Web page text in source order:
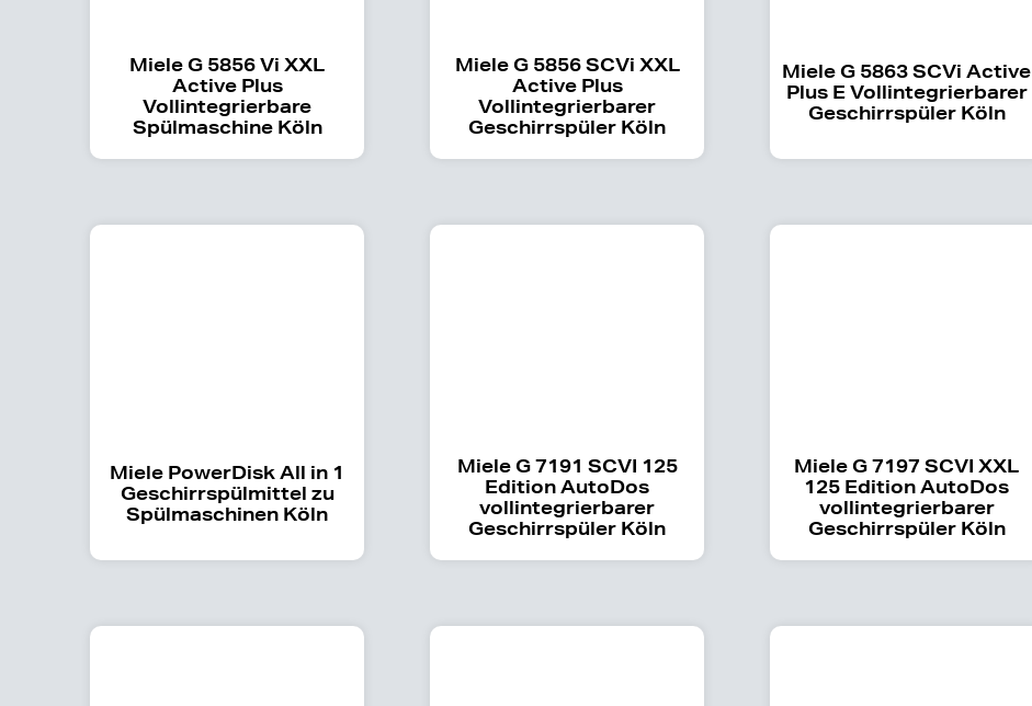
Miele G 5856 Vi XXL
Active Plus
Vollintegrierbare
Spülmaschine Köln
Miele G 5856 SCVi XXL
Active Plus
Vollintegrierbarer
Geschirrspüler Köln
Miele G 5863 SCVi Active
Plus E Vollintegrierbarer
Geschirrspüler Köln
Miele PowerDisk All in 1
Geschirrspülmittel zu
Spülmaschinen Köln
Miele G 7191 SCVI 125
Edition AutoDos
vollintegrierbarer
Geschirrspüler Köln
Miele G 7197 SCVI XXL
125 Edition AutoDos
vollintegrierbarer
Geschirrspüler Köln